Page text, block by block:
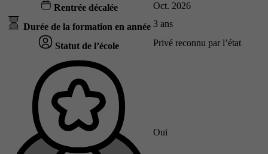
Rentrée décalée Oct. 2026
Durée de la formation en année 3 ans
Statut de l’école Privé reconnu par l’état
Oui